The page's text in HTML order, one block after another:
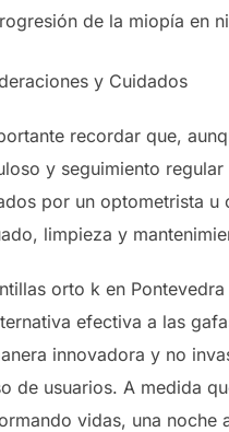
de la miopía en
y Cuidados
recordar que,
y seguimiento
por un optometrista
limpieza y
orto k en
efectiva a las
innovadora y no
de usuarios. A medida
vidas, una noche